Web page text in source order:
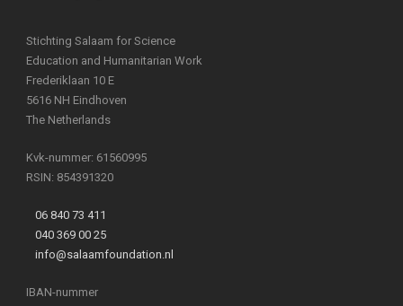
Stichting Salaam for Science
Education and Humanitarian Work
Frederiklaan 10 E
5616 NH Eindhoven
The Netherlands
Kvk-nummer: 61560995
RSIN: 854391320
06 840 73 411
040 369 00 25
info@salaamfoundation.nl
IBAN-nummer